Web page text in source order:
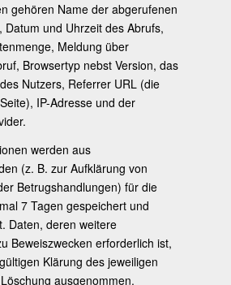
gehören Name der abgerufenen
Datum und Uhrzeit des Abrufs,
Meldung über
Browsertyp nebst Version, das
Nutzers, Referrer URL (die
IP-Adresse und der
werden aus
(z. B. zur Aufklärung von
Betrugshandlungen) für die
7 Tagen gespeichert und
Daten, deren weitere
Beweiszwecken erforderlich ist,
Klärung des jeweiligen
ausgenommen.